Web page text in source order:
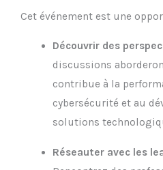
Cet événement est une
Découvrir des
discussions
contribue à la
cybersécurité et au
solutions
Réseauter avec les